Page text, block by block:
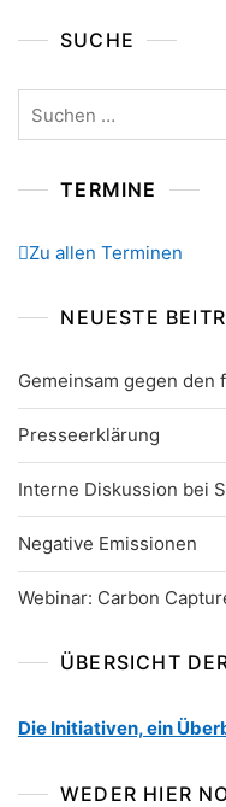
SUCHE
TERMINE
Zu allen Terminen
NEUESTE
Gemeinsam gegen den
Presseerklärung
Interne Diskussion bei
Negative Emissionen
Webinar: Carbon
ÜBERSICHT
Die Initiativen, ein
WEDER HIER